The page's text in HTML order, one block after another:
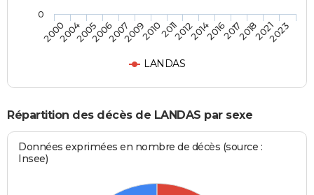
LANDAS
200020042005200620072009201020112012201420162017201820212023
0
Répartition des décès de LANDAS par sexe
Données exprimées en nombre de décès (source :
Insee)